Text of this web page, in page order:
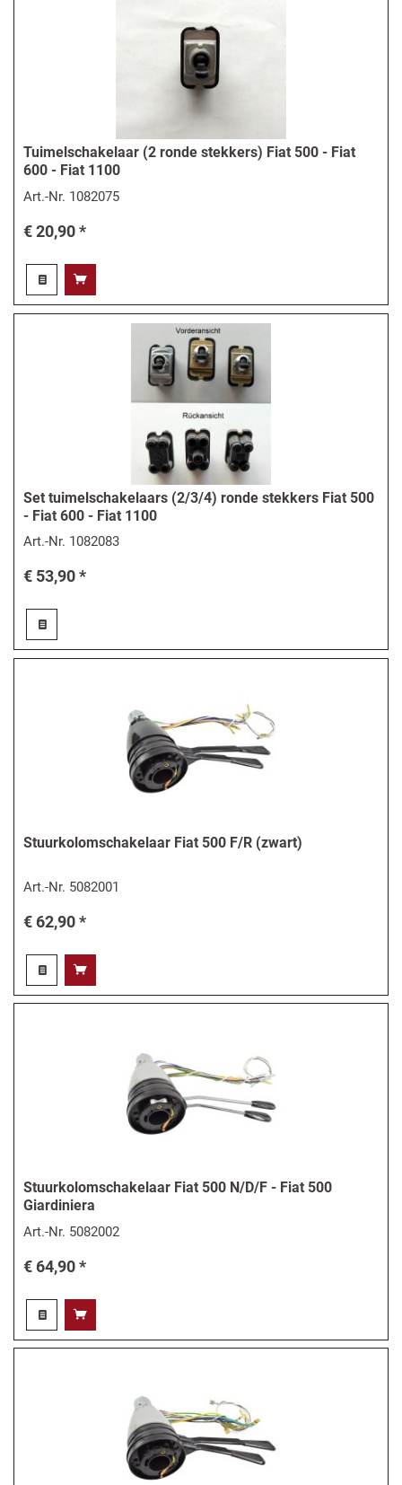
Tuimelschakelaar (2 ronde stekkers) Fiat 500 - Fiat
600 - Fiat 1100
Art.-Nr. 1082075
€ 20,90 *
Set tuimelschakelaars (2/3/4) ronde stekkers Fiat 500
- Fiat 600 - Fiat 1100
Art.-Nr. 1082083
€ 53,90 *
Stuurkolomschakelaar Fiat 500 F/R (zwart)
Art.-Nr. 5082001
€ 62,90 *
Stuurkolomschakelaar Fiat 500 N/D/F - Fiat 500
Giardiniera
Art.-Nr. 5082002
€ 64,90 *